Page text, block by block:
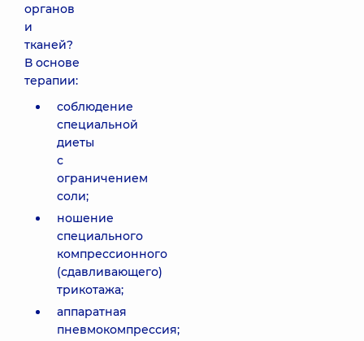
органов
и
тканей?
В основе
терапии:
соблюдение
специальной
диеты
с
ограничением
соли;
ношение
специального
компрессионного
(сдавливающего)
трикотажа;
аппаратная
пневмокомпрессия;